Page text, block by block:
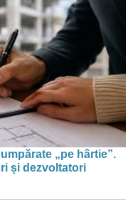
„pe hârtie”.
și dezvoltatori